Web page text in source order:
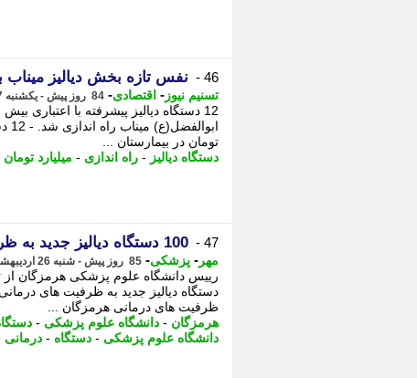
46 - نفس تازه بخش دیالیز میناب با راه اندازی
تسنیم نیوز - اقتصادی- 84 روز پیش - یکشنبه 27 اردیبهشت 1405، 12:20
تومان در بیمارستان ...
دستگاه دیالیز - راه اندازی - میلیارد تومان
47 - 100 دستگاه دیالیز جدید به ظرفیت های درمانی هرمزگان اضافه شد
مهر - پزشکی- 85 روز پیش - شنبه 26 اردیبهشت 1405، 17:20
ظرفیت های درمانی هرمزگان ...
هرمزگان - دانشگاه علوم پزشکی -
دانشگاه علوم پزشکی - دستگاه - درمانی